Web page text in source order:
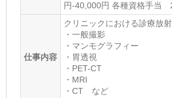
円-40,000円 各種資格手当
仕事内容
クリニックにおける診療放
・一般撮影
・マンモグラフィー
・胃透視
・PET-CT
・MRI
・CT など